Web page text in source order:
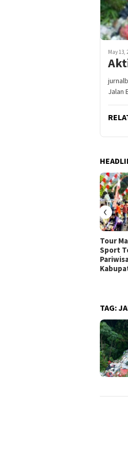
May 13,
Jalan
Tour
Sport
‹
TAG: